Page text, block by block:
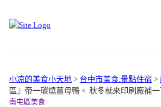
小凉的美食小天地 > 台中市美食.景點住宿 >
區』帝一碳燒薑母鴨。 秋冬就來印刷廠補
南屯區美食